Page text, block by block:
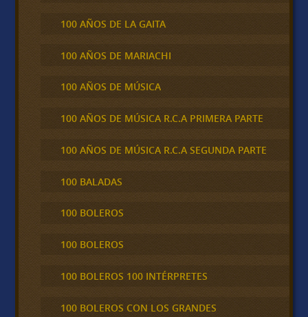
100 AÑOS DE LA GAITA
100 AÑOS DE MARIACHI
100 AÑOS DE MÚSICA
100 AÑOS DE MÚSICA R.C.A PRIMERA PARTE
100 AÑOS DE MÚSICA R.C.A SEGUNDA PARTE
100 BALADAS
100 BOLEROS
100 BOLEROS
100 BOLEROS 100 INTÉRPRETES
100 BOLEROS CON LOS GRANDES